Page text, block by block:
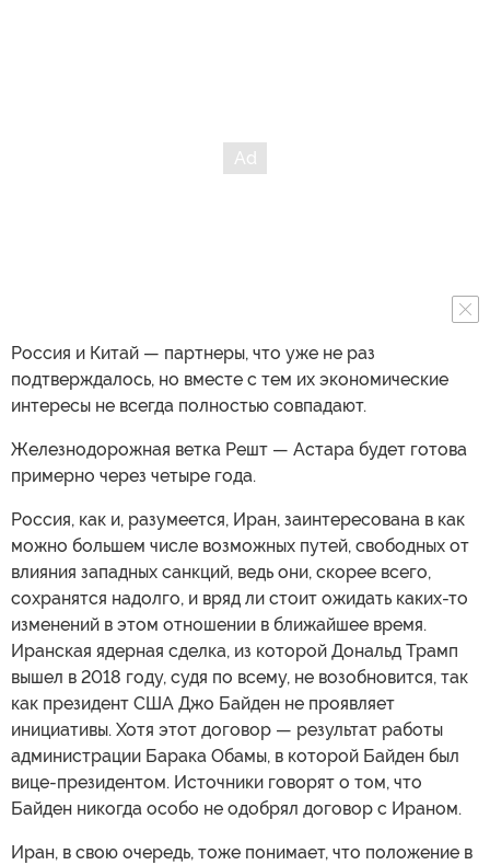
Россия и Китай — партнеры, что уже не раз
подтверждалось, но вместе с тем их экономические
интересы не всегда полностью совпадают.
Железнодорожная ветка Решт — Астара будет готова
примерно через четыре года.
Россия, как и, разумеется, Иран, заинтересована в как
можно большем числе возможных путей, свободных от
влияния западных санкций, ведь они, скорее всего,
сохранятся надолго, и вряд ли стоит ожидать каких-то
изменений в этом отношении в ближайшее время.
Иранская ядерная сделка, из которой Дональд Трамп
вышел в 2018 году, судя по всему, не возобновится, так
как президент США Джо Байден не проявляет
инициативы. Хотя этот договор — результат работы
администрации Барака Обамы, в которой Байден был
вице-президентом. Источники говорят о том, что
Байден никогда особо не одобрял договор с Ираном.
Иран, в свою очередь, тоже понимает, что положение в